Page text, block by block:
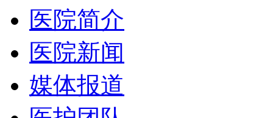
医院简介
医院新闻
媒体报道